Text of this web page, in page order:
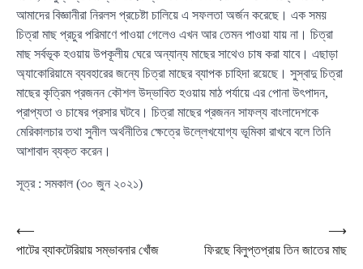
আমাদের বিজ্ঞানীরা নিরলস প্রচেষ্টা চালিয়ে এ সফলতা অর্জন করেছে। এক সময়
চিত্রা মাছ প্রচুর পরিমাণে পাওয়া গেলেও এখন আর তেমন পাওয়া যায় না। চিত্রা
মাছ সর্বভূক হওয়ায় উপকূলীয় ঘেরে অন্যান্য মাছের সাথেও চাষ করা যাবে। এছাড়া
অ্যাকোরিয়ামে ব্যবহারের জন্যে চিত্রা মাছের ব্যাপক চাহিদা রয়েছে। সুস্বাদু চিত্রা
মাছের কৃত্রিম প্রজনন কৌশল উদ্ভাবিত হওয়ায় মাঠ পর্যায়ে এর পোনা উৎপাদন,
প্রাপ্যতা ও চাষের প্রসার ঘটবে। চিত্রা মাছের প্রজনন সাফল্য বাংলাদেশকে
মেরিকালচার তথা সুনীল অর্থনীতির ক্ষেত্রে উল্লেখযোগ্য ভূমিকা রাখবে বলে তিনি
আশাবাদ ব্যক্ত করেন।
সূত্র : সমকাল (৩০ জুন ২০২১)
Post
navigation
⟵
পাটের ব্যাকটেরিয়ায় সম্ভাবনার খোঁজ
ফিরছে বিলুপ্তপ্রায় তিন জাতের মাছ
⟶